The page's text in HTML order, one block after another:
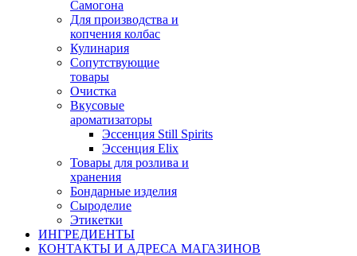
Самогона
Для производства и
копчения колбас
Кулинария
Сопутствующие
товары
Очистка
Вкусовые
ароматизаторы
Эссенция Still Spirits
Эссенция Elix
Товары для розлива и
хранения
Бондарные изделия
Cыроделие
Этикетки
ИНГРЕДИЕНТЫ
КОНТАКТЫ И АДРЕСА МАГАЗИНОВ